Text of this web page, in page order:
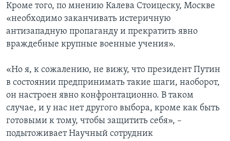
Кроме того, по мнению Калева Стоицеску, Москве
«необходимо заканчивать истеричную
антизападную пропаганду и прекратить явно
враждебные крупные военные учения».
«Но я, к сожалению, не вижу, что президент Путин
в состоянии предпринимать такие шаги, наоборот,
он настроен явно конфронтационно. В таком
случае, и у нас нет другого выбора, кроме как быть
готовыми к тому, чтобы защитить себя», –
подытоживает Научный сотрудник